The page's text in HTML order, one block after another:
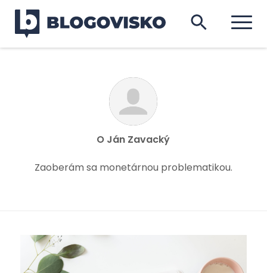
O Ján Zavacký
Zaoberám sa monetárnou problematikou.